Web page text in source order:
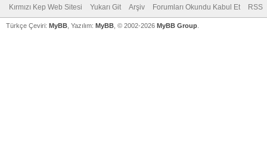
Kırmızı Kep Web Sitesi Yukarı Git Arşiv Forumları Okundu Kabul Et RSS
Türkçe Çeviri: MyBB , Yazılım: MyBB , © 2002-2026 MyBB Group